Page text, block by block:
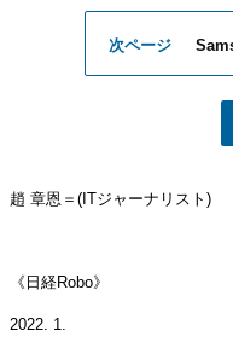
次ページ
趙 章恩 ＝ (ITジャ ーナリスト )
《日 経Robo》
2022. 1.